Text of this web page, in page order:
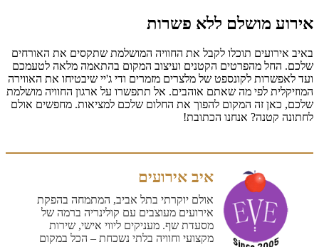
אירוע מושלם ללא פשרות
באיב אירועים תוכלו לקבל את החוויה המושלמת שתקסים את האורחים
שלכם. החל מהפרטים הקטנים ועיצוב המקום בהתאמה מלאה לטעמכם
ועד לאפשרות לקונספט של מלצרים מזמרים ודי ג'יי שיבטיחו את האווירה
המוזיקלית לפי מה שאתם אוהבים. אל תתפשרו על ארגון החוויה מושלמת
שלכם, כאן זה המקום להפוך את החלום שלכם למציאות. מחפשים אולם
לחתונה קטנה? אנחנו הכתובת!
איב אירועים
אולם יוקרתי בתל אביב, המתמחה בהפקת
אירועים מעוצבים עם קולינריה ברמה של
מסעדת שף. מעניקים ליווי אישי, שירות
מקצועי וחוויה בלתי נשכחת – הכל במקום